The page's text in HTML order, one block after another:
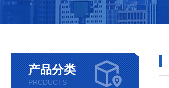
产品分类
PRODUCTS